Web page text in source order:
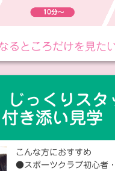
るところだけを見たい
じっくりスタ
付き添い見学
こんな方におすすめ
●スポーツクラブ初心者